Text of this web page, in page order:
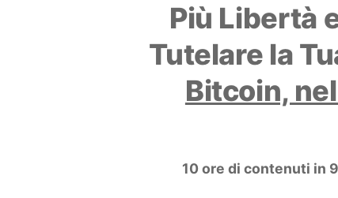
Più Libertà
Tutelare la
Bitcoin,
10 ore di contenuti in